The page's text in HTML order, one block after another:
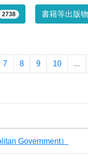
件です。絞
2738 書籍等出版物
7 8 9 10 ...
Government）